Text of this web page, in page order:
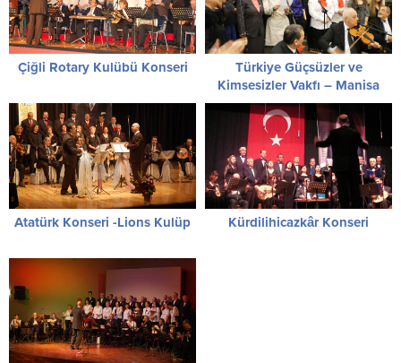
Çiğli Rotary Kulübü Konseri
Türkiye Güçsüzler ve
Kimsesizler Vakfı – Manisa
Atatürk Konseri -Lions Kulüp Kürdilihicazkâr Konseri